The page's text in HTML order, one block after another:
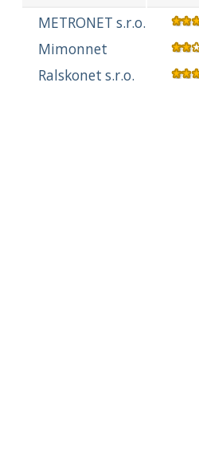
METRONET s.r.o.
Mimonnet
Ralskonet s.r.o.